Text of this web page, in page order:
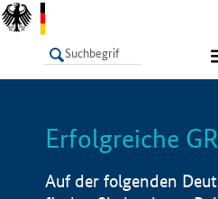
LISTE
Erfolgreiche
Auf der folgenden